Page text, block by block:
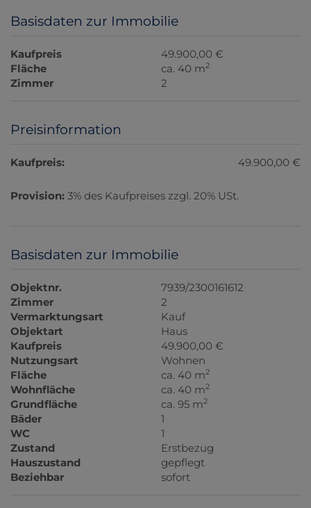
Basisdaten zur Immobilie
Kaufpreis
49.900,00 €
Fläche
ca. 40 m2
Zimmer 2
Preisinformation
Kaufpreis: 49.900,00 €
Provision: 3% des Kaufpreises zzgl. 20% USt.
Basisdaten zur Immobilie
Objektnr.
7939/2300161612
Zimmer
2
Vermarktungsart
Kauf
Objektart
Haus
Kaufpreis
49.900,00 €
Nutzungsart
Wohnen
Fläche
ca. 40 m2
Wohnfläche ca. 40 m2
Grundfläche ca. 95 m2
Bäder
1
WC
1
Zustand
Erstbezug
Hauszustand
gepflegt
Beziehbar
sofort